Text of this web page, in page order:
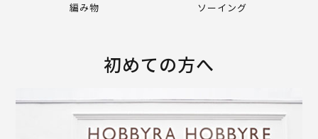
編み物 ソーイング
初めての方へ